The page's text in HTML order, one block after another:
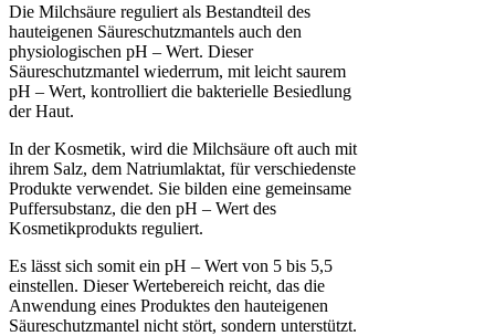
Die Milchsäure reguliert als Bestandteil des
hauteigenen Säureschutzmantels auch den
physiologischen pH – Wert. Dieser
Säureschutzmantel wiederrum, mit leicht saurem
pH – Wert, kontrolliert die bakterielle Besiedlung
der Haut.
In der Kosmetik, wird die Milchsäure oft auch mit
ihrem Salz, dem Natriumlaktat, für verschiedenste
Produkte verwendet. Sie bilden eine gemeinsame
Puffersubstanz, die den pH – Wert des
Kosmetikprodukts reguliert.
Es lässt sich somit ein pH – Wert von 5 bis 5,5
einstellen. Dieser Wertebereich reicht, das die
Anwendung eines Produktes den hauteigenen
Säureschutzmantel nicht stört, sondern unterstützt.